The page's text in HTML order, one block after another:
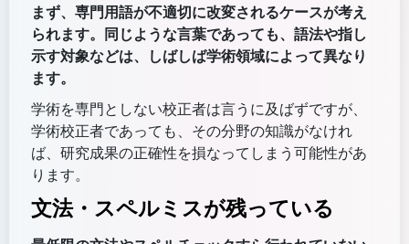
まず、専門用語が不適切に改変されるケースが考え
られます。同じような言葉であっても、語法や指し
示す対象などは、しばしば学術領域によって異なり
ます。
学術を専門としない校正者は言うに及ばずですが、
学術校正者であっても、その分野の知識がなけれ
ば、研究成果の正確性を損なってしまう可能性があ
ります。
文法・スペルミスが残っている